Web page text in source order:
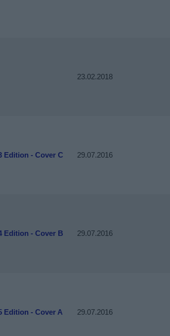
23.02.2018
Edition - Cover C 29.07.2016
Edition - Cover B 29.07.2016
Edition - Cover A 29.07.2016